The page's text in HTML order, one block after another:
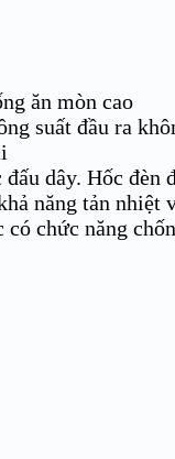
ăn mòn cao
suất đầu ra
dây. Hốc
năng tản
chức năng